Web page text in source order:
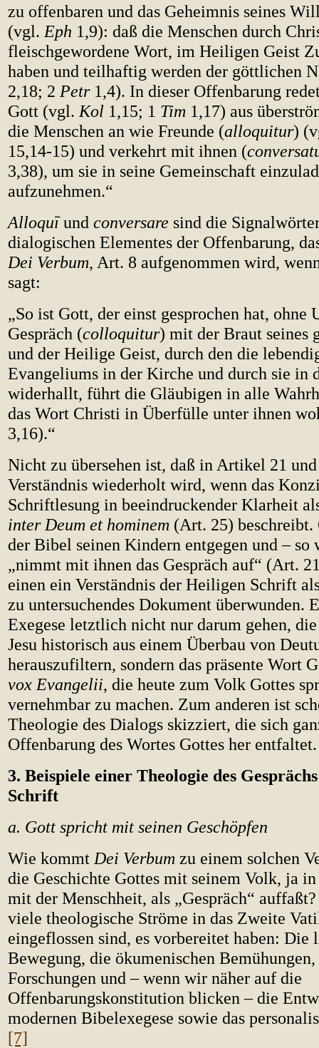
zu offenbaren und das Geheimnis seines
(vgl. Eph 1,9): daß die Menschen durch
fleischgewordene Wort, im Heiligen Geist
haben und teilhaftig werden der göttlichen
2,18; 2 Petr1,4). In dieser Offenbarung
Gott (vgl. Kol 1,15; 1 Tim 1,17) aus
die Menschen an wie Freunde (alloquitur)
15,14-15) und verkehrt mit ihnen (
3,38), um sie in seine Gemeinschaft
aufzunehmen.“
Alloquīund conversare sind die
dialogischen Elementes der Offenbarung,
Dei Verbum, Art. 8 aufgenommen wird,
sagt:
„So ist Gott, der einst gesprochen hat, ohne
Gespräch (colloquitur) mit der Braut seines
und der Heilige Geist, durch den die
Evangeliums in der Kirche und durch sie in
widerhallt, führt die Gläubigen in alle
das Wort Christi in Überfülle unter ihnen
3,16).“
Nicht zu übersehen ist, daß in Artikel 21 und
Verständnis wiederholt wird, wenn das
Schriftlesung in beeindruckender Klarheit
inter Deum et hominem (Art. 25)
der Bibel seinen Kindern entgegen und – so
„nimmt mit ihnen das Gespräch auf“ (Art.
einen ein Verständnis der Heiligen Schrift
zu untersuchendes Dokument überwunden.
Exegese letztlich nicht nur darum gehen,
Jesu historisch aus einem Überbau von
herauszufiltern, sondern das präsente Wort
vox Evangelii, die heute zum Volk Gottes
vernehmbar zu machen. Zum anderen ist
Theologie des Dialogs skizziert, die sich
Offenbarung des Wortes Gottes her entfaltet.
3. Beispiele einer Theologie des
Schrift
a. Gott spricht mit seinen Geschöpfen
Wie kommt Dei Verbum zu einem solchen
die Geschichte Gottes mit seinem Volk, ja in
mit der Menschheit, als „Gespräch“
viele theologische Ströme in das Zweite
eingeflossen sind, es vorbereitet haben: Die
Bewegung, die ökumenischen
Forschungen und – wenn wir näher auf die
Offenbarungskonstitution blicken – die
modernen Bibelexegese sowie das
[7]